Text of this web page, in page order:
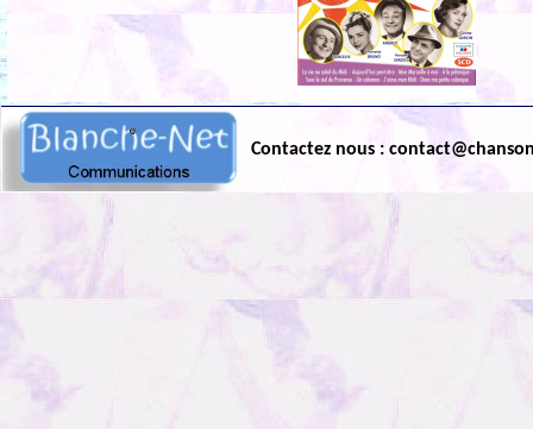
Contactez nous :